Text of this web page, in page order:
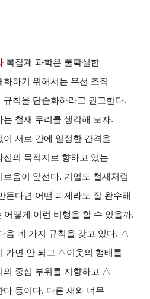
복잡계 과학은 불확실한
하기 위해서는 우선 조직
칙을 단순화하라고 권고한다.
철새 무리를 생각해 보자.
서로 간에 일정한 간격을
의 목적지로 향하고 있는
움이 앞선다. 기업도 철새처럼
든다면 어떤 과제라도 잘 완수해
어떻게 이런 비행을 할 수 있을까.
음 네 가지 규칙을 갖고 있다. △
가면 안 되고 △이웃의 행태를
중심 부위를 지향하고 △
등이다. 다른 새와 너무